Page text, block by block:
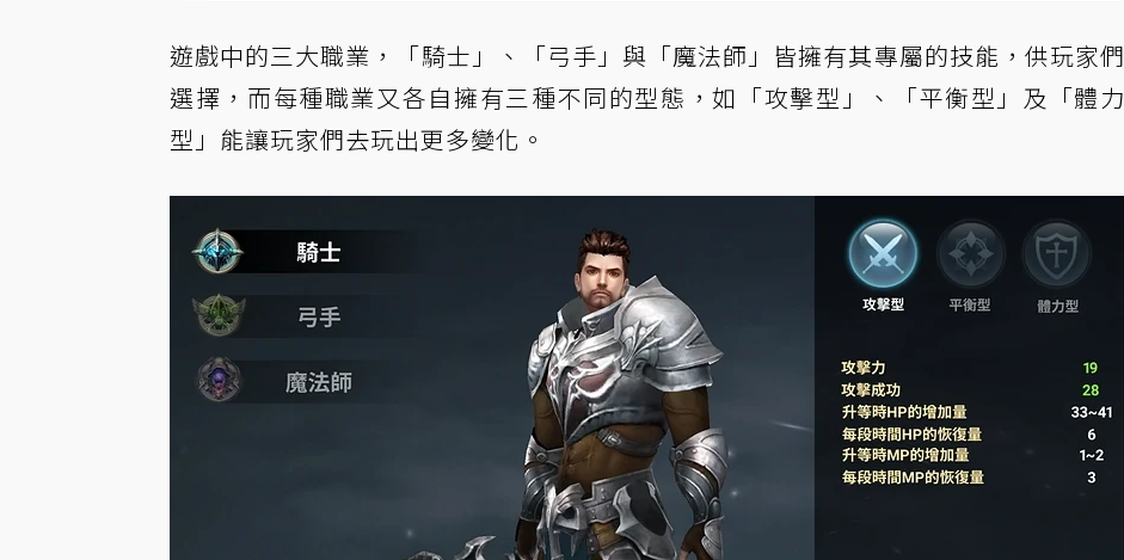
遊戲中的三大職業，「騎士」、「弓手」與「魔法師」皆擁有其專屬的技能，供玩家們
選擇，而每種職業又各自擁有三種不同的型態，如「攻擊型」、「平衡型」及「體力
型」能讓玩家們去玩出更多變化。